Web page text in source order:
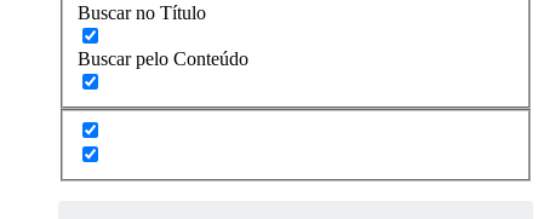
Buscar no Título
Buscar pelo Conteúdo